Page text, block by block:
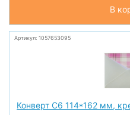
В
Артикул: 1057653095
Конверт С6 114*162 мм,